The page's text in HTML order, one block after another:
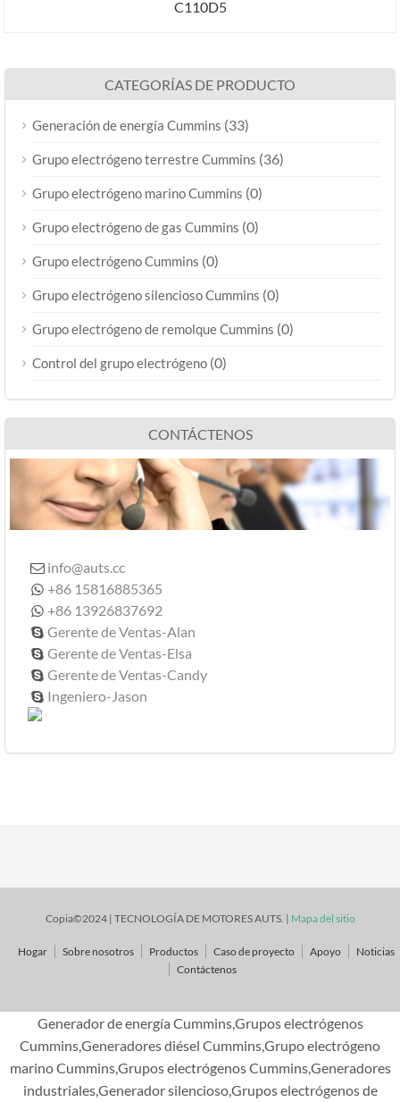
C110D5
CATEGORÍAS DE PRODUCTO
Generación de energía Cummins (33)
Grupo electrógeno terrestre Cummins (36)
Grupo electrógeno marino Cummins (0)
Grupo electrógeno de gas Cummins (0)
Grupo electrógeno Cummins (0)
Grupo electrógeno silencioso Cummins (0)
Grupo electrógeno de remolque Cummins (0)
Control del grupo electrógeno (0)
CONTÁCTENOS
 info@auts.cc
 +86 15816885365
 +86 13926837692
 Gerente de Ventas-Alan
 Gerente de Ventas-Elsa
 Gerente de Ventas-Candy
 Ingeniero-Jason
Copia©2024 | TECNOLOGÍA DE MOTORES AUTS. | Mapa del sitio
Hogar Sobre nosotros Productos Caso de proyecto Apoyo
Noticias
Contáctenos
Generador de energía Cummins,Grupos electrógenos
Cummins,Generadores diésel Cummins,Grupo electrógeno
marino Cummins,Grupos electrógenos Cummins,Generadores
industriales,Generador silencioso,Grupos electrógenos de